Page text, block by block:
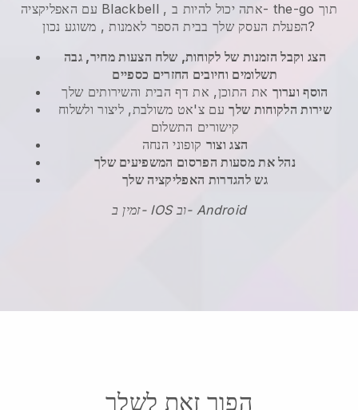
Blackbell ,אתה יכול להיות ב- the-go תוך
הפעלת העסק שלך בבית הספר לאמנות, משוגע נכון?
הצג וקבל הזמנות של לקוחות, שלח הצעות מחיר, גבה
תשלומים וחיובים החזרים כספיים
הוסף וערוך את התוכן, את דף הבית והשירותים שלך
שירות הלקוחות שלךעם צ'אט משולבת, ליצור ולשלוח
קישורים התשלום
הצג וצור קופוני הנחה
נהל את מסעות הפרסום המשפיעים שלך
גש להגדרות האפליקציה שלך
זמין ב- IOS וב- Android
הפוך זאת לשלך